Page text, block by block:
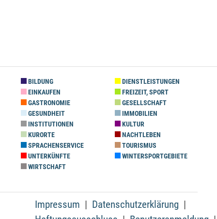
BILDUNG
DIENSTLEISTUNGEN
EINKAUFEN
FREIZEIT, SPORT
GASTRONOMIE
GESELLSCHAFT
GESUNDHEIT
IMMOBILIEN
INSTITUTIONEN
KULTUR
KURORTE
NACHTLEBEN
SPRACHENSERVICE
TOURISMUS
UNTERKÜNFTE
WINTERSPORTGEBIETE
WIRTSCHAFT
Impressum
Datenschutzerklärung